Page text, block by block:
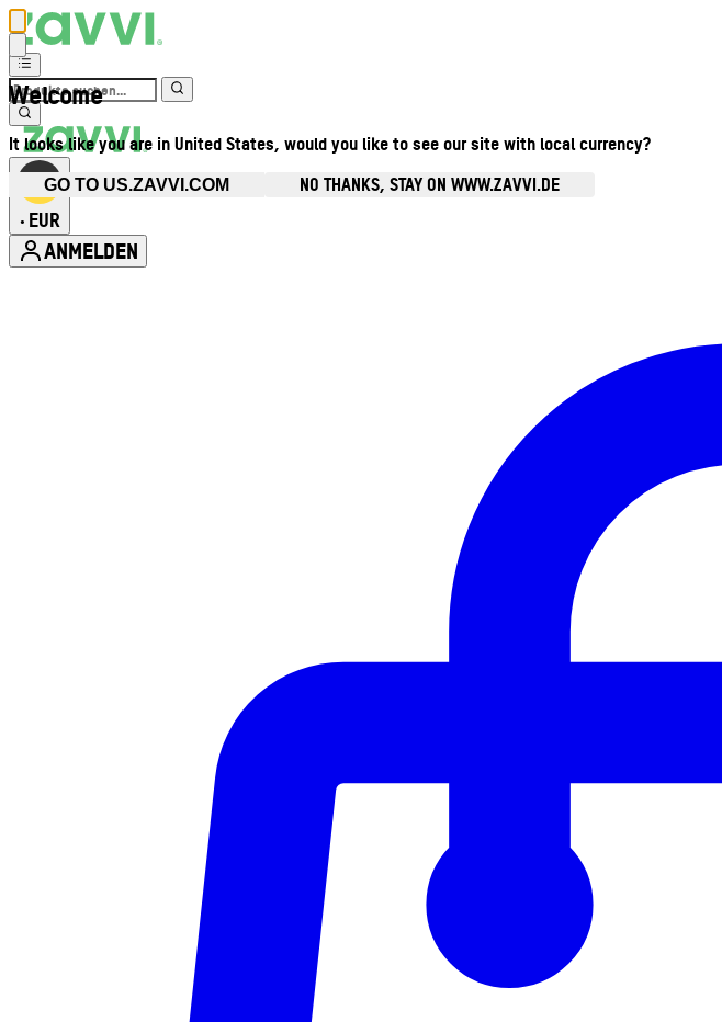
Welcome
It looks like you are in United States, would you like to see our site with local currency?
GO TO US.ZAVVI.COM NO THANKS, STAY ON WWW.ZAVVI.DE
• EUR
ANMELDEN